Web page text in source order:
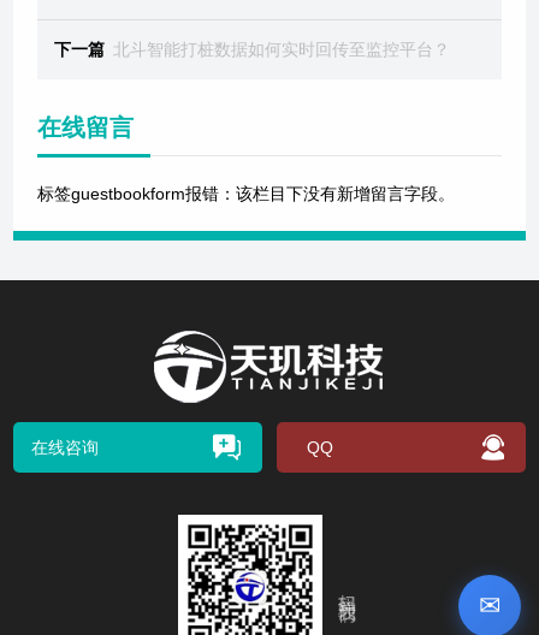
✉
下一篇 北斗智能打桩数据如何实时回传至监控平台？
在线留言
标签guestbookform报错：该栏目下没有新增留言字段。
在线咨询 QQ